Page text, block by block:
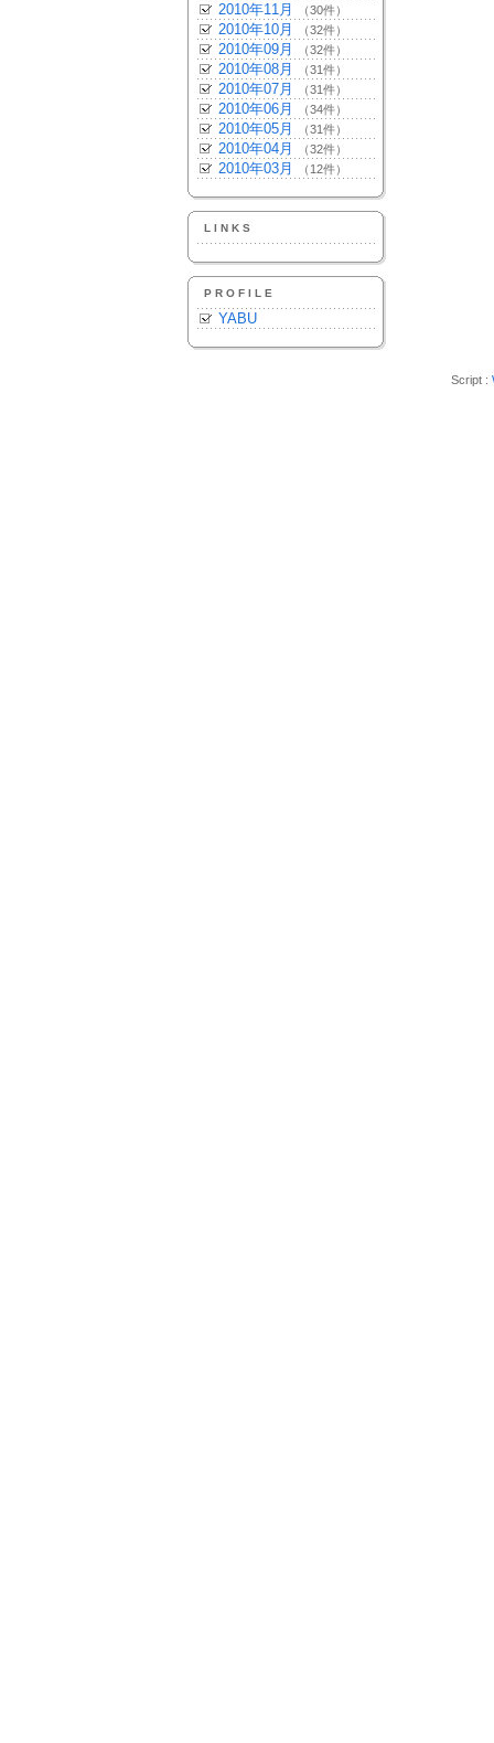
2010年11月 （30件）
2010年10月 （32件）
2010年09月 （32件）
2010年08月 （31件）
2010年07月 （31件）
2010年06月 （34件）
2010年05月 （31件）
2010年04月 （32件）
2010年03月 （12件）
LINKS
PROFILE
YABU
Script :